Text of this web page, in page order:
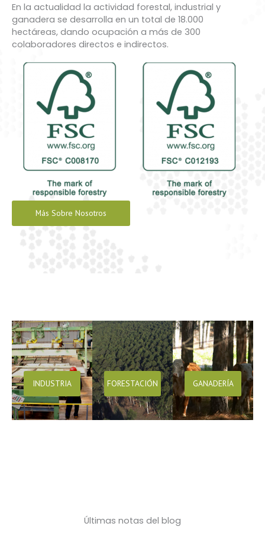
En la actualidad la actividad forestal, industrial y
ganadera se desarrolla en un total de 18.000
hectáreas, dando ocupación a más de 300
colaboradores directos e indirectos.
Más Sobre Nosotros
INDUSTRIA FORESTACIÓN GANADERÍA
Últimas notas del blog